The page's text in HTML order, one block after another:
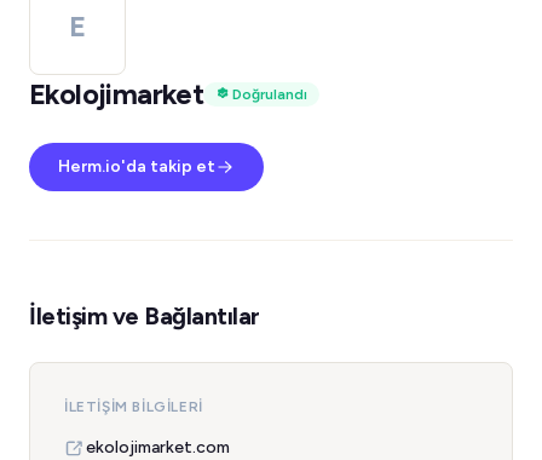
E
Ekolojimarket
Doğrulandı
Herm.io'da takip et
İletişim ve Bağlantılar
İLETIŞIM BILGILERI
ekolojimarket.com